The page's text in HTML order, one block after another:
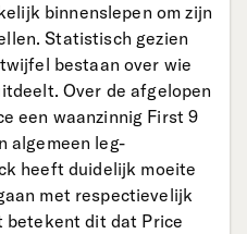
binnenslepen om zijn
Statistisch gezien
bestaan over wie
Over de afgelopen
een waanzinnig First 9
algemeen leg-
heeft duidelijk moeite
met respectievelijk
betekent dit dat Price